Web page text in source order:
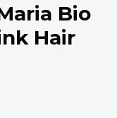
Bio
Hair